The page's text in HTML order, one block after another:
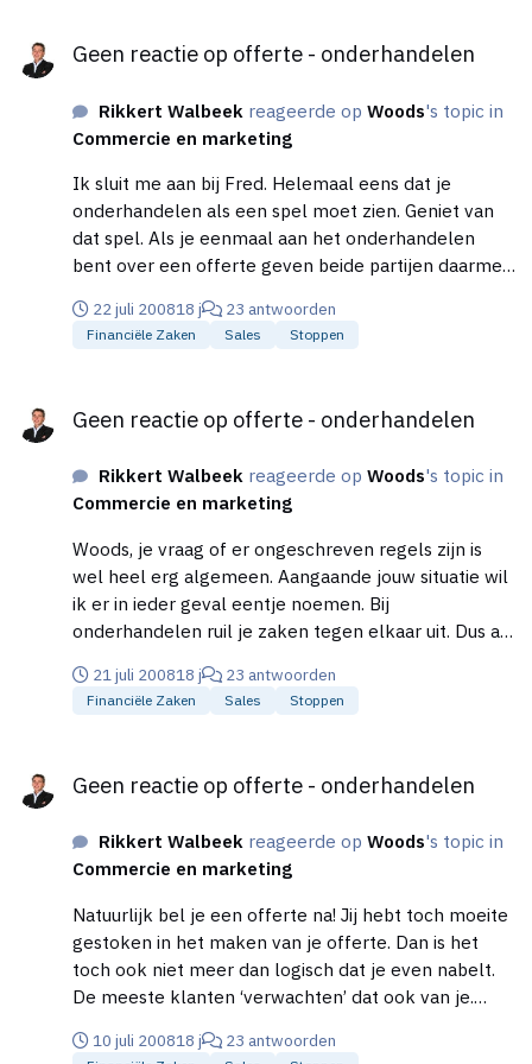
Geen reactie op offerte - onderhandelen
Rikkert Walbeek reageerde opWoods's topic in
Commercie en marketing
Ik sluit me aan bij Fred. Helemaal eens dat je
onderhandelen als een spel moet zien. Geniet van
dat spel. Als je eenmaal aan het onderhandelen
bent over een offerte geven beide partijen daarmee
een geruststellende gedachte. Geen garantie,
overigens. Maar met die gedachte wordt het spel
met een goed gevoel de handtekening zetten.
zijn. Waar voor de 1 bijvoorbeeld de prijs belangrijk
is zal voor de ander weer de betalingsconditie
belangrijk zijn. Zoek dus uit wat de ander wil
bereiken in de onderhandeling.
22 juli 200818 j 23 antwoorden
Financiële Zaken Sales Stoppen
Geen reactie op offerte - onderhandelen
Rikkert Walbeek reageerde opWoods's topic in
Commercie en marketing
Woods, je vraag of er ongeschreven regels zijn is
wel heel erg algemeen. Aangaande jouw situatie wil
ik er in ieder geval eentje noemen. Bij
onderhandelen ruil je zaken tegen elkaar uit. Dus als
kan zijn (zoals Jeroen terecht opmerkt) een
aanpassing van je aanbod. Maar je kunt er ook een
jou dat beter uitkomt). Of wat dan ook. Maar de
weggeeft. Je ‘ruilt’ het tegen iets anders.
21 juli 200818 j 23 antwoorden
Financiële Zaken Sales Stoppen
Geen reactie op offerte - onderhandelen
Rikkert Walbeek reageerde opWoods's topic in
Commercie en marketing
Natuurlijk bel je een offerte na! Jij hebt toch moeite
gestoken in het maken van je offerte. Dan is het
toch ook niet meer dan logisch dat je even nabelt.
De meeste klanten ‘verwachten’ dat ook van je.
desinteresse in de opdracht zien. Hoewel al
10 juli 200818 j 23 antwoorden